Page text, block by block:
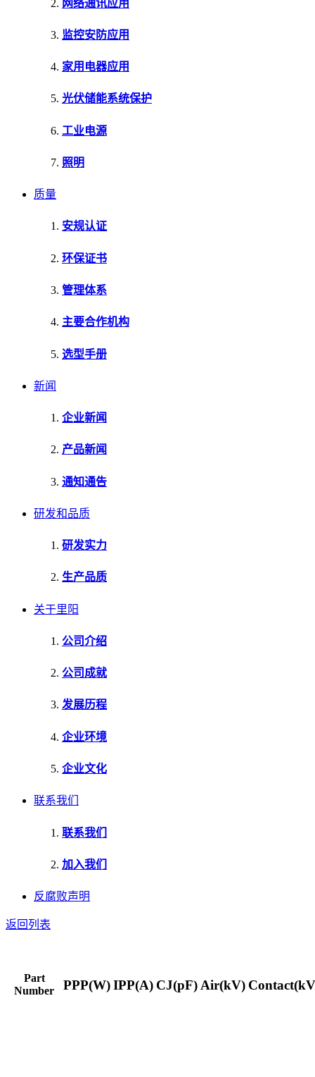
网络通讯应用
监控安防应用
家用电器应用
光伏储能系统保护
工业电源
照明
质量
安规认证
环保证书
管理体系
主要合作机构
选型手册
新闻
企业新闻
产品新闻
通知通告
研发和品质
研发实力
生产品质
关于里阳
公司介绍
公司成就
发展历程
企业环境
企业文化
联系我们
联系我们
加入我们
反腐败声明
返回列表
Part
Number
PPP(W)IPP(A) CJ(pF) Air(kV)